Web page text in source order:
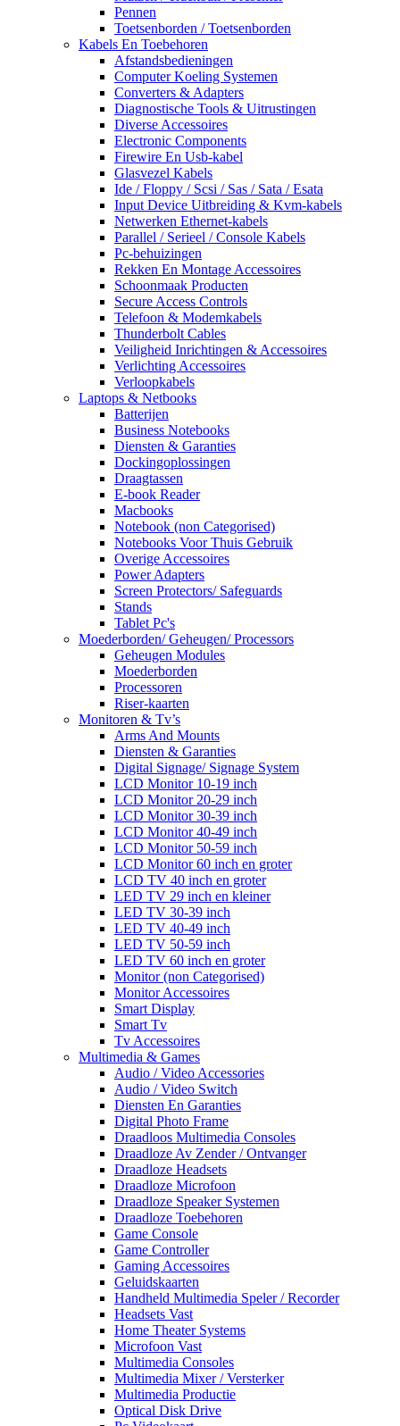
Pennen
Toetsenborden / Toetsenborden
Kabels En Toebehoren
Afstandsbedieningen
Computer Koeling Systemen
Converters & Adapters
Diagnostische Tools & Uitrustingen
Diverse Accessoires
Electronic Components
Firewire En Usb-kabel
Glasvezel Kabels
Ide / Floppy / Scsi / Sas / Sata / Esata
Input Device Uitbreiding & Kvm-kabels
Netwerken Ethernet-kabels
Parallel / Serieel / Console Kabels
Pc-behuizingen
Rekken En Montage Accessoires
Schoonmaak Producten
Secure Access Controls
Telefoon & Modemkabels
Thunderbolt Cables
Veiligheid Inrichtingen & Accessoires
Verlichting Accessoires
Verloopkabels
Laptops & Netbooks
Batterijen
Business Notebooks
Diensten & Garanties
Dockingoplossingen
Draagtassen
E-book Reader
Macbooks
Notebook (non Categorised)
Notebooks Voor Thuis Gebruik
Overige Accessoires
Power Adapters
Screen Protectors/ Safeguards
Stands
Tablet Pc's
Moederborden/ Geheugen/ Processors
Geheugen Modules
Moederborden
Processoren
Riser-kaarten
Monitoren & Tv’s
Arms And Mounts
Diensten & Garanties
Digital Signage/ Signage System
LCD Monitor 10-19 inch
LCD Monitor 20-29 inch
LCD Monitor 30-39 inch
LCD Monitor 40-49 inch
LCD Monitor 50-59 inch
LCD Monitor 60 inch en groter
LCD TV 40 inch en groter
LED TV 29 inch en kleiner
LED TV 30-39 inch
LED TV 40-49 inch
LED TV 50-59 inch
LED TV 60 inch en groter
Monitor (non Categorised)
Monitor Accessoires
Smart Display
Smart Tv
Tv Accessoires
Multimedia & Games
Audio / Video Accessories
Audio / Video Switch
Diensten En Garanties
Digital Photo Frame
Draadloos Multimedia Consoles
Draadloze Av Zender / Ontvanger
Draadloze Headsets
Draadloze Microfoon
Draadloze Speaker Systemen
Draadloze Toebehoren
Game Console
Game Controller
Gaming Accessoires
Geluidskaarten
Handheld Multimedia Speler / Recorder
Headsets Vast
Home Theater Systems
Microfoon Vast
Multimedia Consoles
Multimedia Mixer / Versterker
Multimedia Productie
Optical Disk Drive